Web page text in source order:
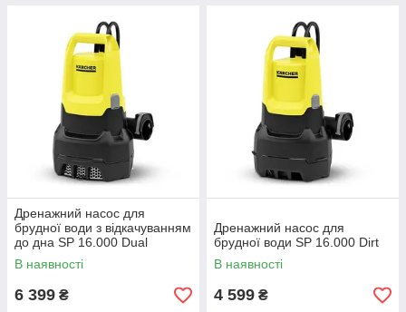
Дренажний насос для
брудної води з відкачуванням
до дна SP 16.000 Dual
В наявності
6 399 ₴
Дренажний насос для
брудної води SP 16.000 Dirt
В наявності
4 599 ₴